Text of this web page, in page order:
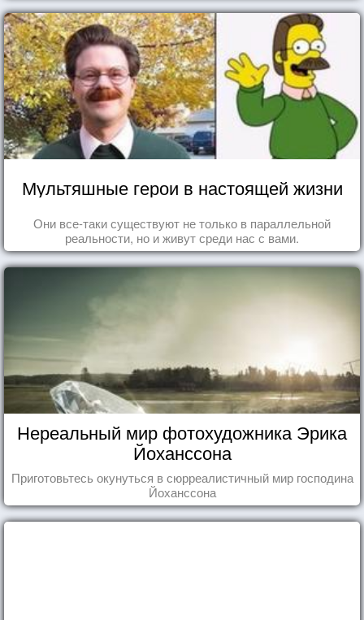
Мультяшные герои в настоящей жизни
Они все-таки существуют не только в параллельной
реальности, но и живут среди нас с вами.
Нереальный мир фотохудожника Эрика
Йоханссона
Приготовьтесь окунуться в сюрреалистичный мир господина
Йоханссона